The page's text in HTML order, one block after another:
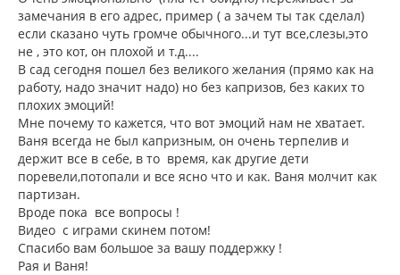
замечания в его адрес, пример ( а зачем ты так сделал)
если сказано чуть громче обычного...и тут все,слезы,это
не , это кот, он плохой и т.д....
В сад сегодня пошел без великого желания (прямо как на
работу, надо значит надо) но без капризов, без каких то
плохих эмоций!
Мне почему то кажется, что вот эмоций нам не хватает.
Ваня всегда не был капризным, он очень терпелив и
держит все в себе, в то время, как другие дети
поревели,потопали и все ясно что и как. Ваня молчит как
партизан.
Вроде пока все вопросы !
Видео с играми скинем потом!
Спасибо вам большое за вашу поддержку !
Рая и Ваня!